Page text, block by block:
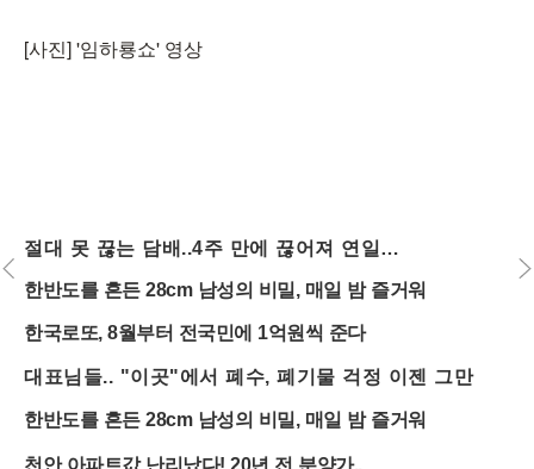
[사진] '임하룡쇼' 영상